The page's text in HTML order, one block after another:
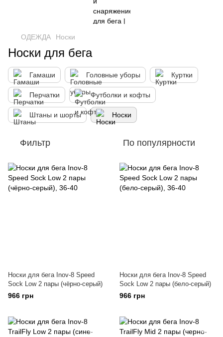
ОДЕЖДА Носки
Носки для бега
Гамаши Головные уборы Куртки
Перчатки Футболки и кофты
Штаны и шорты Носки
Фильтр По популярности
Носки для бега Inov-8 Speed
Sock Low 2 пары (чёрно-серый)
966 грн
Носки для бега Inov-8 Speed
Sock Low 2 пары (бело-серый)
966 грн